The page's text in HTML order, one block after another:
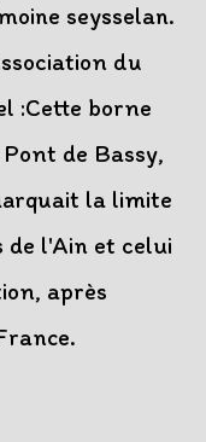
seysselan.
du
:Cette borne
de Bassy,
la limite
l'Ain et celui
après